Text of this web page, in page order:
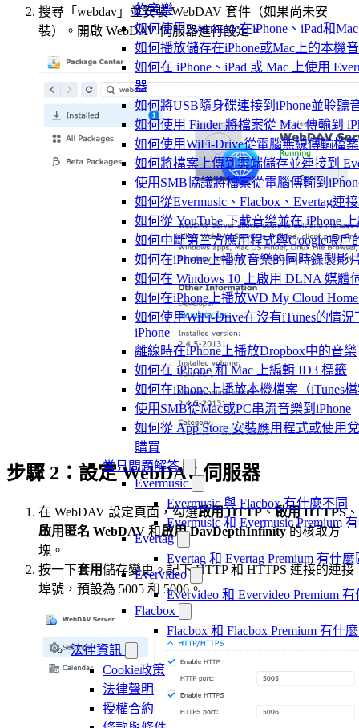
的音樂
如何使用Evermusic在iPhone、iPad和
如何播放儲存在iPhone或Mac上的本機
如何在 iPhone、iPad 或 Mac 上使用
器
如何將USB隨身碟連接到iPhone並聆聽
如何使用 Finder 將檔案從 Mac 傳輸到
如何使用WiFi-Drive從電腦無線傳輸檔案
如何將檔案上傳到雲端儲存並連接到
使用SMB協議將檔案從電腦傳輸到
如何從Evermusic、Flacbox、Evertag連
如何從 YouTube 下載音樂並在 iPhone
如何中斷第三方應用程式與Google帳戶
如何在iPhone上播放音樂的同時錄製影
如何在 Windows 10 上啟用 DLNA 媒體
如何在iPhone上播放WD My Cloud
如何使用WiFi-Drive在沒有iTunes的情
iPhone
離線時在iPhone上播放Dropbox中的音樂
如何在 iPhone 和 Mac 上編輯 ID3 標籤
如何在iPhone上播放本機檔案（iTunes
使用SMB從Mac或PC串流音樂到iPhone
如何從 App Store 安裝應用程式或使用
購買
常見問題解答
Evermusic
Evermusic 與 Flacbox 有什麼不同
Evermusic 和 Evermusic Premium
Evertag
Evertag 和 Evertag Premium 有什
Evervideo
Evervideo 和 Evervideo Premium
Flacbox
Flacbox 和 Flacbox Premium 有什
法律資訊
Cookie政策
法律聲明
授權合約
搜尋「webdav」並安裝 WebDAV 套件（如果尚未安
裝）。開啟 WebDAV 伺服器進行設定。
步驟 2：設定 WebDAV 伺服器
在 WebDAV 設定頁面，勾選啟用 HTTP、啟用 HTTPS、
啟用匿名 WebDAV 和啟用 DavDepthInfinity的核取方
塊。
按一下套用儲存變更。記下 HTTP 和 HTTPS 連接的連接
埠號，預設為 5005 和 5006。